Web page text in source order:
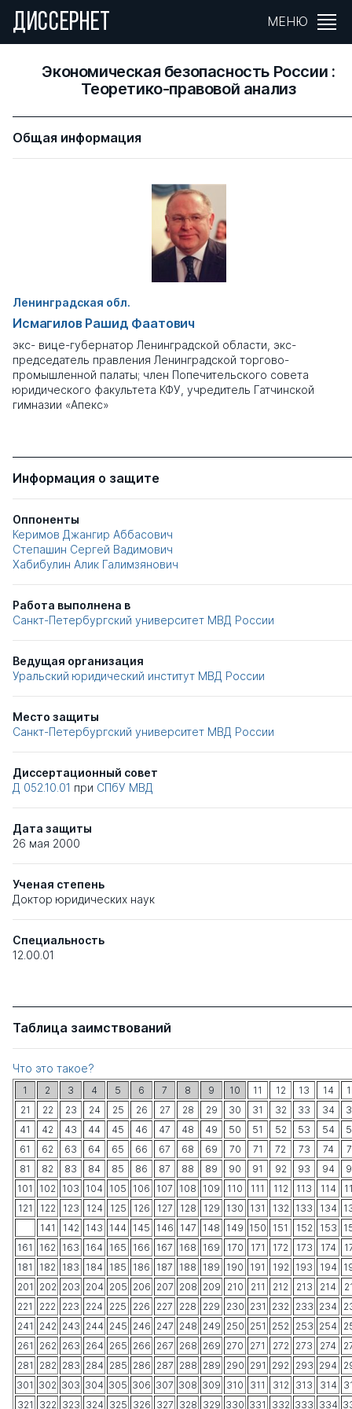
ДИССЕРНЕТ МЕНЮ
Экономическая безопасность России :
Теоретико-правовой анализ
Общая информация
Ленинградская обл.
Исмагилов Рашид Фаатович
экс- вице-губернатор Ленинградской области, экс-
председатель правления Ленинградской торгово-
промышленной палаты; член Попечительского совета
юридического факультета КФУ, учредитель Гатчинской
гимназии «Апекс»
Информация о защите
Оппоненты
Керимов Джангир Аббасович
Степашин Сергей Вадимович
Хабибулин Алик Галимзянович
Работа выполнена в
Санкт-Петербургский университет МВД России
Ведущая организация
Уральский юридический институт МВД России
Место защиты
Санкт-Петербургский университет МВД России
Диссертационный совет
Д 052.10.01 при СПбУ МВД
Дата защиты
26 мая 2000
Ученая степень
Доктор юридических наук
Специальность
12.00.01
Таблица заимствований
Что это такое?
1 2 3 4 5 6 7 8 9 10 11 12 13 14
21
22 23 24 25 26 27 28 29 30 31 32 33 34
41
42 43 44 45 46 47 48 49 50 51 52 53 54
61
62 63 64 65 66 67 68 69 70 71 72 73 74
81
82 83 84 85 86 87 88 89 90 91 92 93 94
101
102 103 104 105 106 107 108 109 110 111 112 113 114
121
122 123 124 125 126 127 128 129 130 131 132 133 134
141
142 143 144 145 146 147 148 149 150 151 152 153
161
162 163 164 165 166 167 168 169 170 171 172 173 174
181
182 183 184 185 186 187 188 189 190 191 192 193 194
201
202 203 204 205 206 207 208 209 210 211 212 213 214
221
222 223 224 225 226 227 228 229 230 231 232 233 234
241
242 243 244 245 246 247 248 249 250 251 252 253 254
261
262 263 264 265 266 267 268 269 270 271 272 273 274
281
282 283 284 285 286 287 288 289 290 291 292 293 294
301 302 303 304 305 306 307 308 309 310 311 312 313 314
321
322 323 324 325 326 327 328 329 330 331 332 333 334